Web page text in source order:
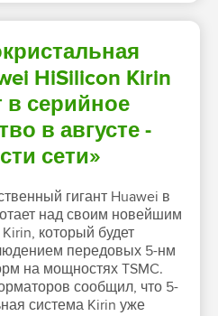
HiSilicon Kirin
в серийное
в августе -
сети»
гигант Huawei в
над своим новейшим
который будет
передовых 5-нм
на мощностях TSMC.
сообщил, что 5-
система Kirin уже